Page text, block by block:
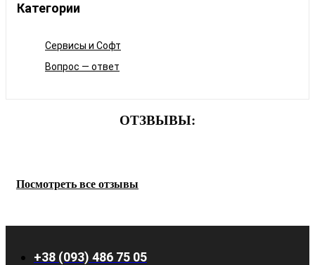
Категории
Сервисы и Софт
Вопрос — ответ
ОТЗВЫВЫ:
Посмотреть все отзывы
+38 (093) 486 75 05